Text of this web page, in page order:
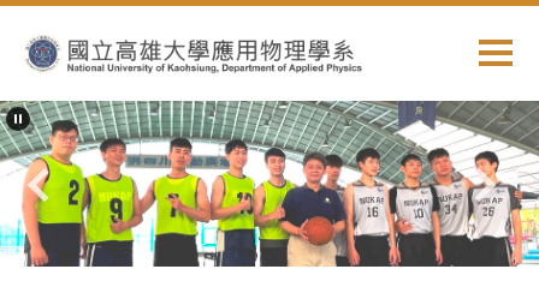
到
要
內
容
區